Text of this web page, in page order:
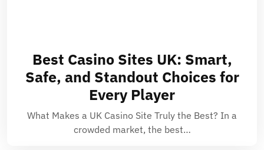
Best Casino Sites UK: Smart,
Safe, and Standout Choices for
Every Player
What Makes a UK Casino Site Truly the Best? In a
crowded market, the best…